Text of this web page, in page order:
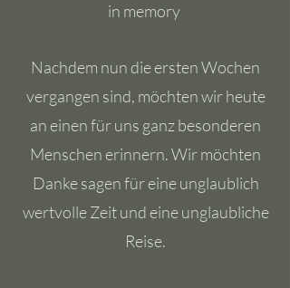
in memory
Nachdem nun die ersten Wochen
vergangen sind, möchten wir heute
an einen für uns ganz besonderen
Menschen erinnern. Wir möchten
Danke sagen für eine unglaublich
wertvolle Zeit und eine unglaubliche
Reise.